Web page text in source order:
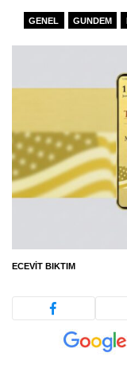
GENEL GUNDEM
ECEVIT BIKTIM